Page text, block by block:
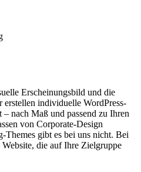
Erscheinungsbild und die
individuelle WordPress-
nach Maß und passend zu Ihren
von Corporate-Design
Themes gibt es bei uns nicht. Bei
die auf Ihre Zielgruppe